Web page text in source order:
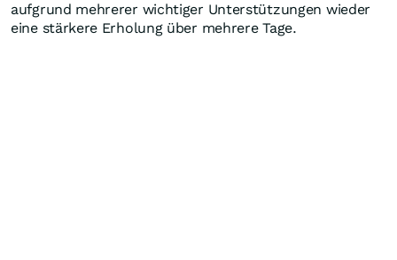
aufgrund mehrerer wichtiger Unterstützungen wieder
eine stärkere Erholung über mehrere Tage.